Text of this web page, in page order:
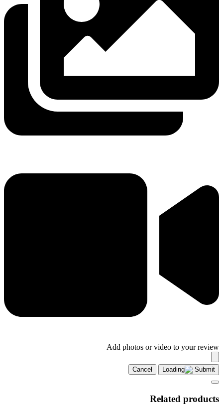
Add photos or video to your review
Submit
Cancel
Related products